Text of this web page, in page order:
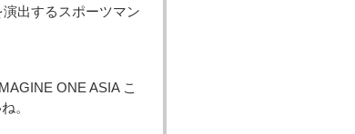
出するスポーツマン
ONE ASIA こ
。